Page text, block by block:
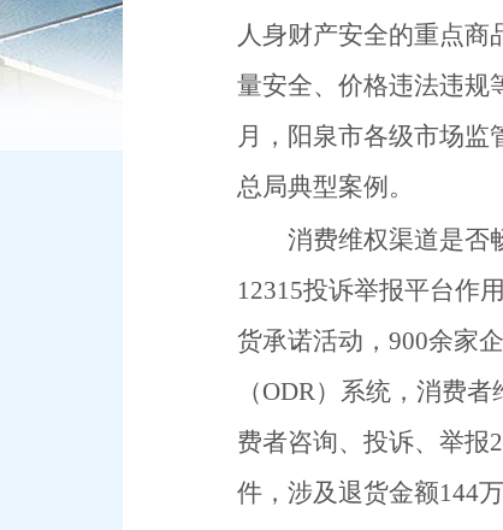
人身财产安全的重点
量安全、价格违法违规
月
，阳泉市各级市场监
总局典型案例。
消费维权渠道是否
12315投诉举报平台作
货承诺活动， 900余家
（ODR）系统，消费
费者咨询、投诉、举报
件，涉及退货金额144